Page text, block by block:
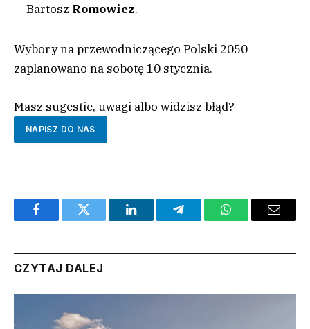
Bartosz Romowicz.
Wybory na przewodniczącego Polski 2050
zaplanowano na sobotę 10 stycznia.
Masz sugestie, uwagi albo widzisz błąd?
NAPISZ DO NAS
FacebookTwitter LinkedInTelegramWhatsAppEmail
CZYTAJ DALEJ